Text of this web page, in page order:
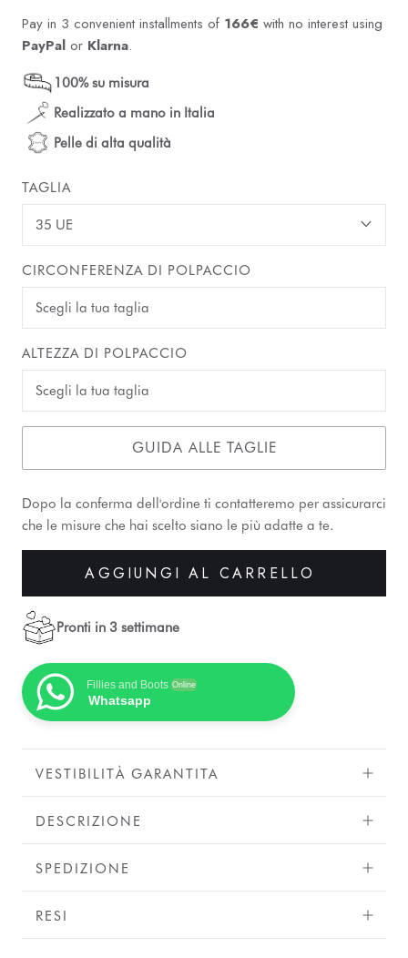
Pay in 3 convenient installments of 166€ with no interest using
PayPal or Klarna.
100% su misura
Realizzato a mano in Italia
Pelle di alta qualità
TAGLIA
35 UE
CIRCONFERENZA DI POLPACCIO
ALTEZZA DI POLPACCIO
GUIDA ALLE TAGLIE
Dopo la conferma dell'ordine ti contatteremo per assicurarci
che le misure che hai scelto siano le più adatte a te.
AGGIUNGI AL CARRELLO
Pronti in 3 settimane
Fillies and Boots Online
Whatsapp
VESTIBILITÀ GARANTITA
DESCRIZIONE
SPEDIZIONE
RESI